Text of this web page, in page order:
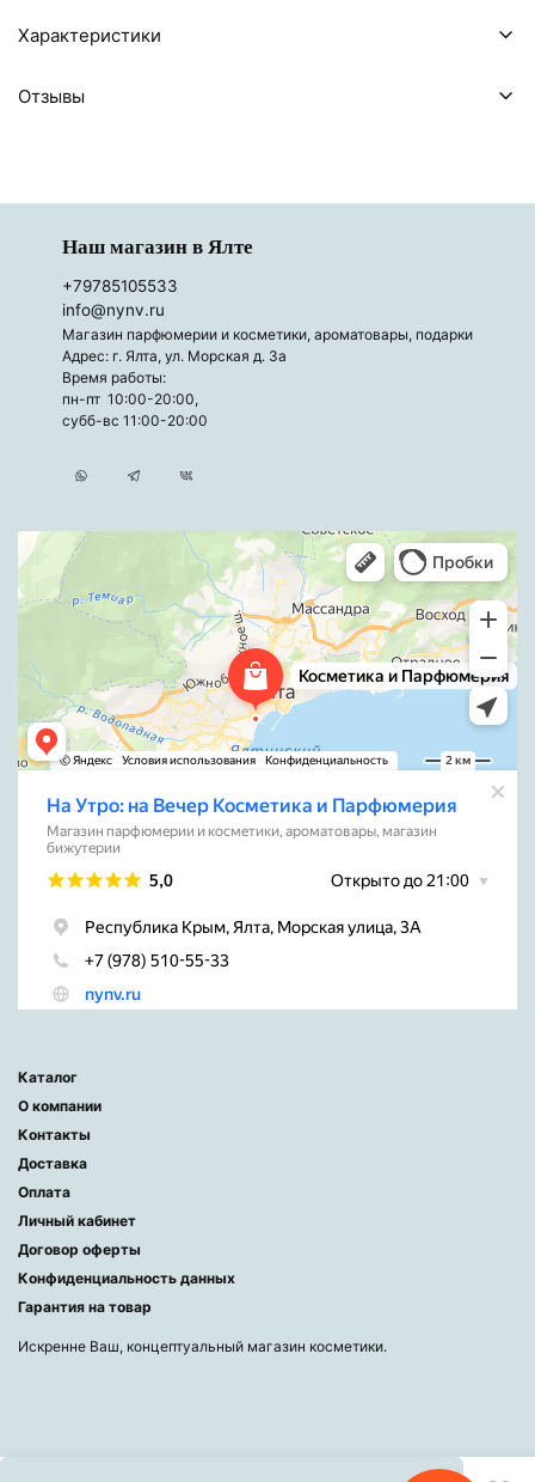
Характеристики
Отзывы
Наш магазин в Ялте
+79785105533
info@nynv.ru
Магазин парфюмерии и косметики, ароматовары, подарки
Адрес: г. Ялта, ул. Морская д. 3а
Время работы:
пн-пт 10:00-20:00,
субб-вс 11:00-20:00
Каталог
О компании
Контакты
Доставка
Оплата
Личный кабинет
Договор оферты
Конфиденциальность данных
Гарантия на товар
Искренне Ваш, концептуальный магазин косметики.